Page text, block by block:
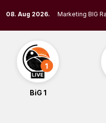
to
content
08. Aug 2026. Marketing BIG
BiG 1